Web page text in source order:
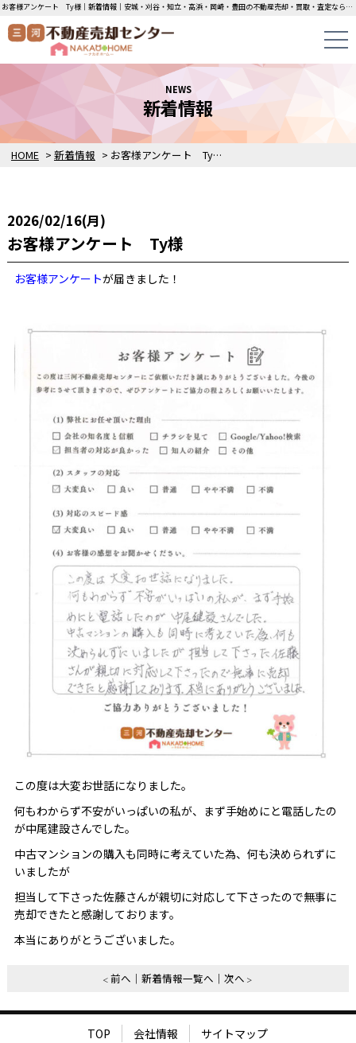
お客様アンケート Ty様｜新着情報｜安城・刈谷・知立・高浜・岡崎・豊田の不動産売却・買取・査定なら三河不動産売却センターにお任せください！土地・中古一戸建ての即日無料査定・即金買取を行っています！
NEWS
新着情報
HOME > 新着情報 > お客様アンケート Ty様
2026/02/16(月)
お客様アンケート Ty様
お客様アンケートが届きました！
この度は大変お世話になりました。
何もわからず不安がいっぱいの私が、まず手始めにと電話したの
が中尾建設さんでした。
中古マンションの購入も同時に考えていた為、何も決められずに
いましたが
担当して下さった佐藤さんが親切に対応して下さったので無事に
売却できたと感謝しております。
本当にありがとうございました。
前へ 新着情報一覧へ 次へ
TOP 会社情報 サイトマップ